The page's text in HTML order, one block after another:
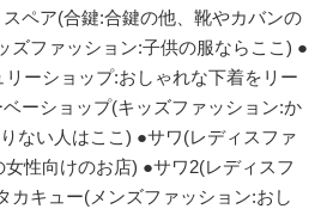
ペア(合鍵:合鍵の他、靴やカバンの
ズファッション:子供の服ならここ) ●
ーショップ:おしゃれな下着をリー
ーショップ(キッズファッション:か
ない人はここ) ●サワ(レディスファ
性向けのお店) ●サワ2(レディスフ
カキュー(メンズファッション:おし